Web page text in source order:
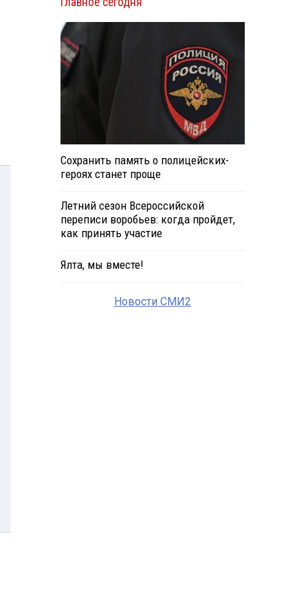
Сохранить память о полицейских-
героях станет проще
Летний сезон Всероссийской
переписи воробьев: когда пройдет,
как принять участие
Ялта, мы вместе!
Новости СМИ2